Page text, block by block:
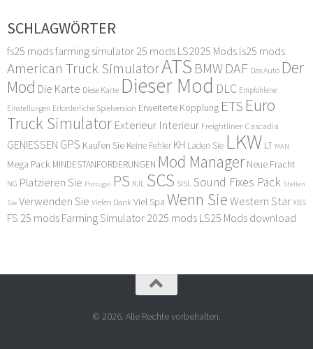
SCHLAGWÖRTER
fs25 modsfarming simulator 25 mods LS2025 Mods ls25 mods
American Truck SimulatorATS BMW DAF Das Auto Der
Mod Die Karte Diese Karte Dieser Mod DLC Empfohlene
Einstellungen Erforderliche Spielversion Erweiterte Kopplung ETS Euro
Truck Simulator Exterieur Interieur Freightliner Cascadia
GENIESSEN GPS Kaufen Sie Keine Fehler KH Laden Sie LKW LT MAN
Mega Pack MINDESTANFORDERUNGEN Mod Manager Neue Fracht
NG Platzieren Sie Portugal PS RJL SCS SISLSound Fixes Pack Stellen
Sie Verwenden Sie Vielen Dank Viel Spa Wenn Sie Western Star XBS
FS 25 mods Farming Simulator 2025 mods LS25 Mods download
© 2026. Alle Rechte vorbehalten.